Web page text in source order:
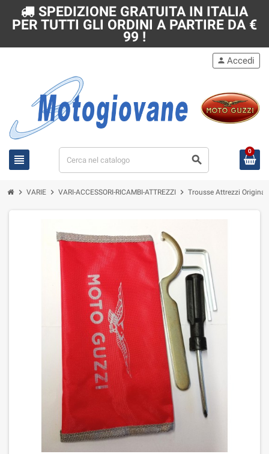
SPEDIZIONE GRATUITA IN ITALIA
PER TUTTI GLI ORDINI A PARTIRE DA €
99 !
view_headline search
person Accedi
0
chevron_right VARIE chevron_right VARI-ACCESSORI-RICAMBI-ATTREZZI chevron_right Trousse Attrezzi